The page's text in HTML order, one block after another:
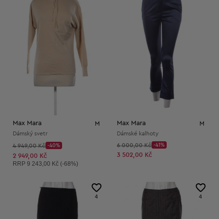
Max Mara M
Dámský svetr
Původní cena:
4 949,00 Kč
Discount Price:
-40%
Snížená cena:
2 949,00 Kč
Doporučená cena:
RRP 9 243,00 Kč (-68%)
Max Mara M
Dámské kalhoty
Původní cena:
6 000,00 Kč
Discount Price:
-41%
Snížená cena:
3 502,00 Kč
4 4